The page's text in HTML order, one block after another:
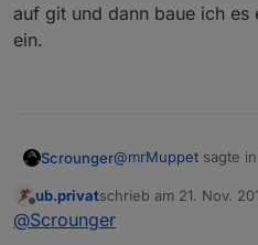
auf git und dann baue ich
ein.
Scrounger@mrMuppet sagte in
Offline
ub.privatschrieb am 21. Nov.
zuletzt editiert von
@Scrounger